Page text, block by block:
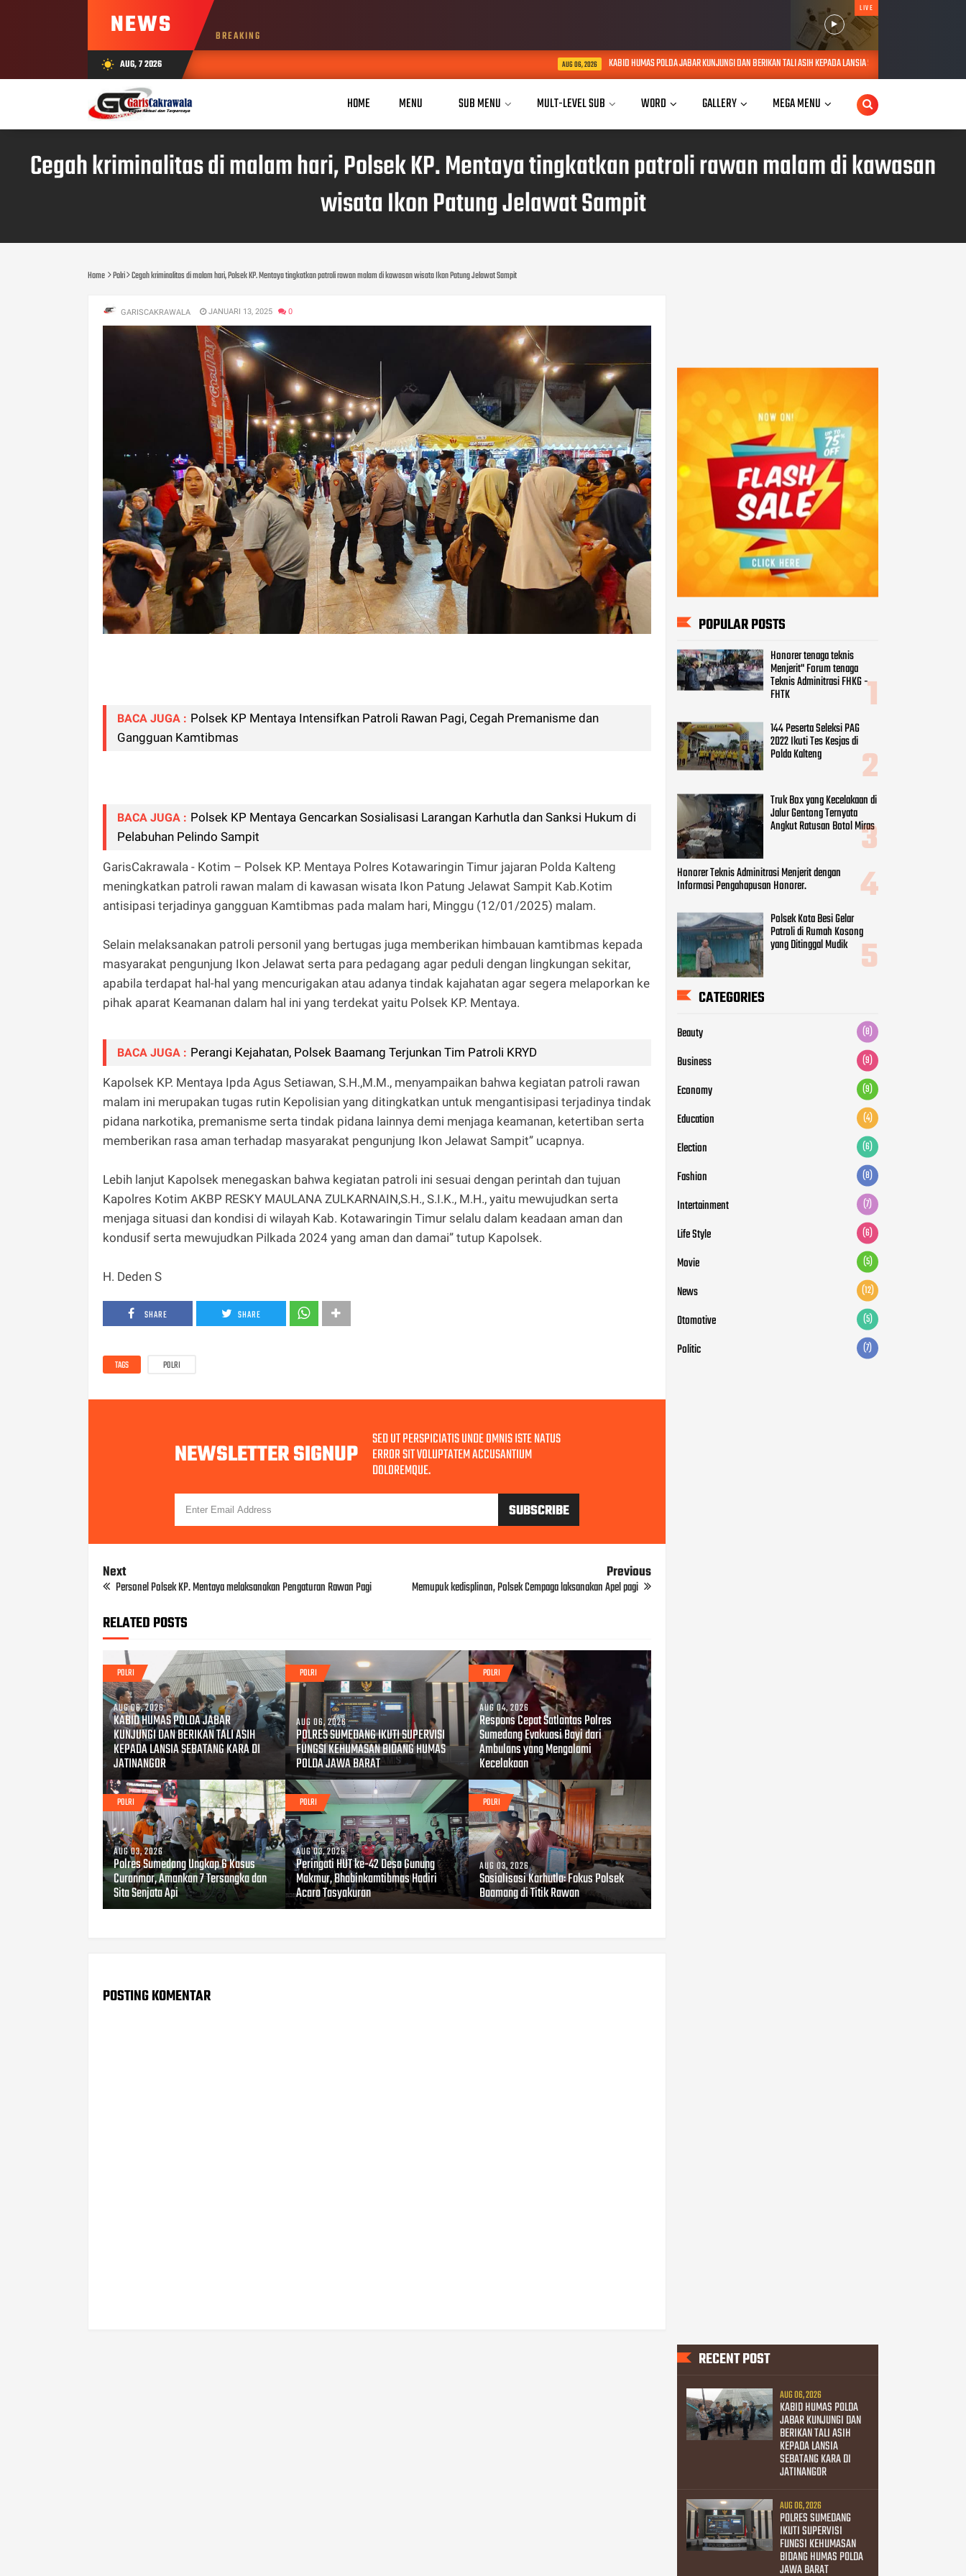
NEWS BREAKING
LIVE
wb_sunny AUG, 7 2026 KABID HUMAS POLDA JABAR KUNJUNGI DAN BERIKAN TALI ASIH KEPADA LANSIA SEBATANG KARA DI JATINANGOR
HOME MENU SUB MENU MULT-LEVEL SUB WORD GALLERY MEGA MENU
Cegah kriminalitas di malam hari, Polsek KP. Mentaya tingkatkan patroli rawan malam di kawasan
wisata Ikon Patung Jelawat Sampit
Home Polri Cegah kriminalitas di malam hari, Polsek KP. Mentaya tingkatkan patroli rawan malam di kawasan wisata Ikon Patung Jelawat Sampit
GARISCAKRAWALA JANUARI 13, 2025 0
BACA JUGA : Polsek KP Mentaya Intensifkan Patroli Rawan Pagi, Cegah Premanisme dan
Gangguan Kamtibmas
BACA JUGA : Polsek KP Mentaya Gencarkan Sosialisasi Larangan Karhutla dan Sanksi Hukum di
Pelabuhan Pelindo Sampit
GarisCakrawala - Kotim – Polsek KP. Mentaya Polres Kotawaringin Timur jajaran Polda Kalteng
meningkatkan patroli rawan malam di kawasan wisata Ikon Patung Jelawat Sampit Kab.Kotim
antisipasi terjadinya gangguan Kamtibmas pada malam hari, Minggu (12/01/2025) malam.
Selain melaksanakan patroli personil yang bertugas juga memberikan himbauan kamtibmas kepada
masyarakat pengunjung Ikon Jelawat serta para pedagang agar peduli dengan lingkungan sekitar,
apabila terdapat hal-hal yang mencurigakan atau adanya tindak kajahatan agar segera melaporkan ke
pihak aparat Keamanan dalam hal ini yang terdekat yaitu Polsek KP. Mentaya.
BACA JUGA : Perangi Kejahatan, Polsek Baamang Terjunkan Tim Patroli KRYD
Kapolsek KP. Mentaya Ipda Agus Setiawan, S.H.,M.M., menyampaikan bahwa kegiatan patroli rawan
malam ini merupakan tugas rutin Kepolisian yang ditingkatkan untuk mengantisipasi terjadinya tindak
pidana narkotika, premanisme serta tindak pidana lainnya demi menjaga keamanan, ketertiban serta
memberikan rasa aman terhadap masyarakat pengunjung Ikon Jelawat Sampit” ucapnya.
Lebih lanjut Kapolsek menegaskan bahwa kegiatan patroli ini sesuai dengan perintah dan tujuan
Kapolres Kotim AKBP RESKY MAULANA ZULKARNAIN,S.H., S.I.K., M.H., yaitu mewujudkan serta
menjaga situasi dan kondisi di wilayah Kab. Kotawaringin Timur selalu dalam keadaan aman dan
kondusif serta mewujudkan Pilkada 2024 yang aman dan damai” tutup Kapolsek.
H. Deden S
SHARE SHARE
TAGS POLRI
NEWSLETTER SIGNUP SED UT PERSPICIATIS UNDE OMNIS ISTE NATUS
ERROR SIT VOLUPTATEM ACCUSANTIUM
DOLOREMQUE.
Next
Personel Polsek KP. Mentaya melaksanakan Pengaturan Rawan Pagi
Previous
Memupuk kedisplinan, Polsek Cempaga laksanakan Apel pagi
RELATED POSTS
POLRI
AUG 06, 2026
KABID HUMAS POLDA JABAR
KUNJUNGI DAN BERIKAN TALI ASIH
KEPADA LANSIA SEBATANG KARA DI
JATINANGOR
POLRI
AUG 06, 2026
POLRES SUMEDANG IKUTI SUPERVISI
FUNGSI KEHUMASAN BIDANG HUMAS
POLDA JAWA BARAT
POLRI
AUG 04, 2026
Respons Cepat Satlantas Polres
Sumedang Evakuasi Bayi dari
Ambulans yang Mengalami
Kecelakaan
POLRI
AUG 03, 2026
Polres Sumedang Ungkap 6 Kasus
Curanmor, Amankan 7 Tersangka dan
Sita Senjata Api
POLRI
AUG 03, 2026
Peringati HUT ke-42 Desa Gunung
Makmur, Bhabinkamtibmas Hadiri
Acara Tasyakuran
POLRI
AUG 03, 2026
Sosialisasi Karhutla: Fokus Polsek
Baamang di Titik Rawan
POSTING KOMENTAR
POPULAR POSTS
Honorer tenaga teknis
Menjerit" Forum tenaga
Teknis Adminitrasi FHKG -
FHTK
144 Peserta Seleksi PAG
2022 Ikuti Tes Kesjas di
Polda Kalteng
Truk Box yang Kecelakaan di
Jalur Gentong Ternyata
Angkut Ratusan Botol Miras
Honorer Teknis Adminitrasi Menjerit dengan
Informasi Pengahapusan Honorer.
Polsek Kota Besi Gelar
Patroli di Rumah Kosong
yang Ditinggal Mudik
CATEGORIES
Beauty (8)
Business (9)
Economy (9)
Education (4)
Election (6)
Fashion (8)
Intertainment (7)
Life Style (6)
Movie (5)
News (12)
Otomotive (5)
Politic (7)
RECENT POST
AUG 06, 2026
KABID HUMAS POLDA
JABAR KUNJUNGI DAN
BERIKAN TALI ASIH
KEPADA LANSIA
SEBATANG KARA DI
JATINANGOR
AUG 06, 2026
POLRES SUMEDANG
IKUTI SUPERVISI
FUNGSI KEHUMASAN
BIDANG HUMAS POLDA
JAWA BARAT